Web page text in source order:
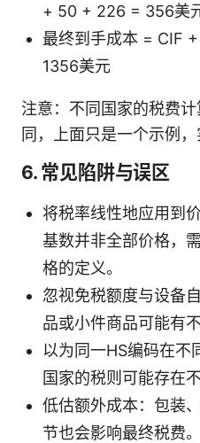
+ 50 + 226 = 356美
最终到手成本 = CIF
1356美元
注意：不同国家的税费
同，上面只是一个示例，
6. 常见陷阱与误区
将税率线性地应用到
基数并非全部价格，
格的定义。
忽视免税额度与设备
品或小件商品可能有
以为同一HS编码在不
国家的税则可能存在
低估额外成本：包装
节也会影响最终税费。